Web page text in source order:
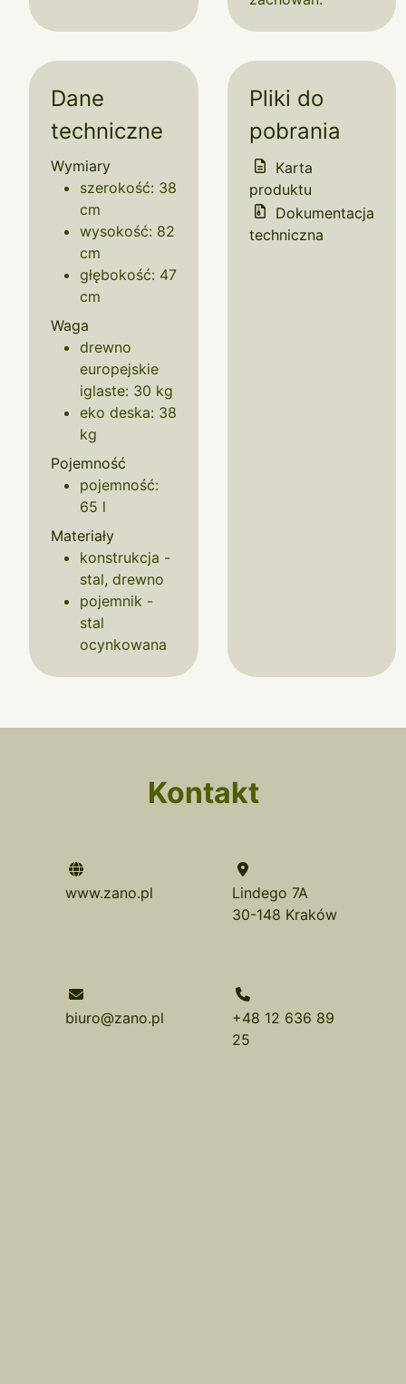
Dane
techniczne
Wymiary
szerokość: 38
cm
wysokość: 82
cm
głębokość: 47
cm
Waga
drewno
europejskie
iglaste: 30 kg
eko deska: 38
kg
Pojemność
pojemność:
65 l
Materiały
konstrukcja -
stal, drewno
pojemnik -
stal
ocynkowana
Pliki do
pobrania
Karta
produktu
Dokumentacja
techniczna
Kontakt
www.zano.pl
Lindego 7A
30-148 Kraków
biuro@zano.pl
+48 12 636 89
25